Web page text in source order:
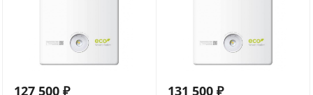
127 500 ₽ 131 500 ₽